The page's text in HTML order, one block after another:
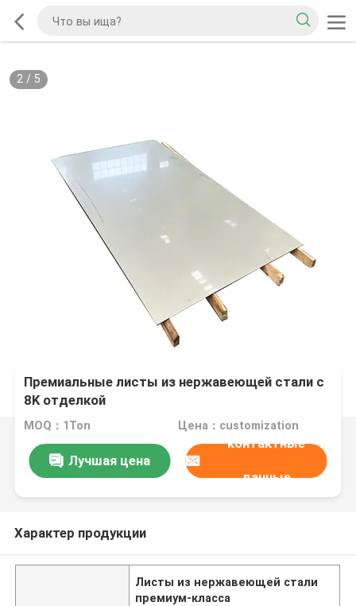
2/ 5
Премиальные листы из нержавеющей стали с
8K отделкой
MOQ：1Ton Цена：customization
Лучшая цена
контактные
данные
Характер продукции
Листы из нержавеющей стали
премиум-класса